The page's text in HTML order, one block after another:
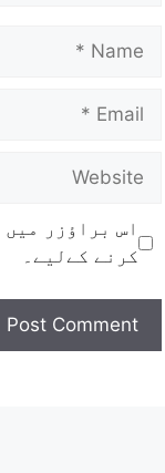
اس براؤزر
کرنے کےلیے۔